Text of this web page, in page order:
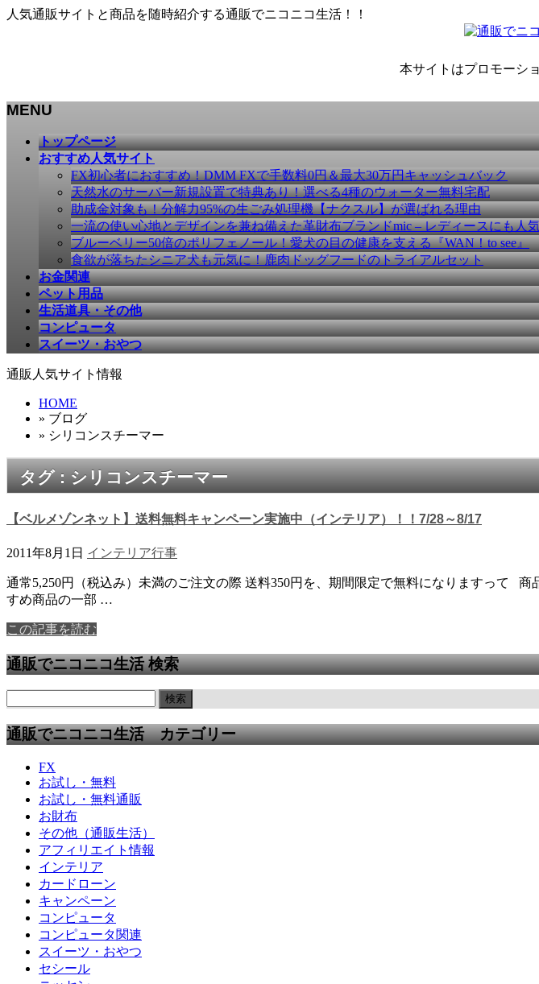
人気通販サイトと商品を随時紹介する通販でニコニコ生活！！
本サイトはプロモーシ
MENU
トップページ
おすすめ人気サイト
FX初心者におすすめ！DMM FXで手数料0円＆最大30万円キャッシュバック
天然水のサーバー新規設置で特典あり！選べる4種のウォーター無料宅配
助成金対象も！分解力95%の生ごみ処理機【ナクスル】が選ばれる理由
一流の使い心地とデザインを兼ね備えた革財布ブランドmic – レディースにも人
ブルーベリー50倍のポリフェノール！愛犬の目の健康を支える『WAN！to see』
食欲が落ちたシニア犬も元気に！鹿肉ドッグフードのトライアルセット
お金関連
ペット用品
生活道具・その他
コンピュータ
スイーツ・おやつ
通販人気サイト情報
HOME
» ブログ
» シリコンスチーマー
タグ : シリコンスチーマー
【ベルメゾンネット】送料無料キャンペーン実施中（インテリア）！！7/28～8/17
2011年8月1日 インテリア行事
通常5,250円（税込み）未満のご注文の際 送料350円を、期間限定で無料になりますって
すめ商品の一部 …
この記事を読む
通販でニコニコ生活 検索
通販でニコニコ生活 カテゴリー
FX
お試し・無料
お試し・無料通販
お財布
その他（通販生活）
アフィリエイト情報
インテリア
カードローン
キャンペーン
コンピュータ
コンピュータ関連
スイーツ・おやつ
セシール